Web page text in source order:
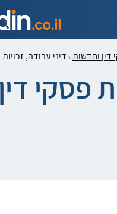
דין וחדשות דיני עבודה,
פסקי